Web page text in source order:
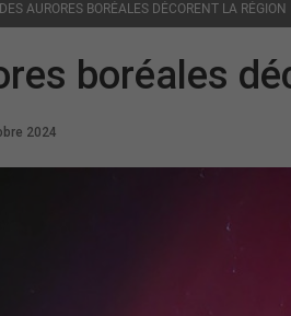
DES AURORES BORÉALES DÉCORENT LA RÉGION
boréales
2024